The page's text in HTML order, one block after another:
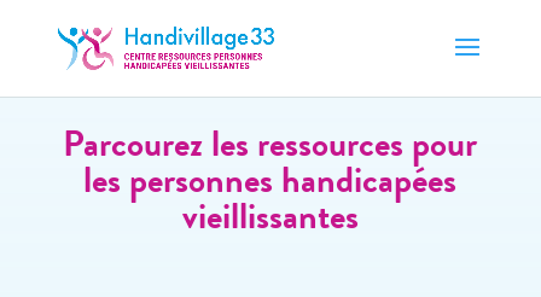
Parcourez les ressources pour
les personnes handicapées
vieillissantes